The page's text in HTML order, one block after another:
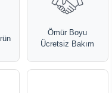
Ömür Boyu
Ücretsiz Bakım